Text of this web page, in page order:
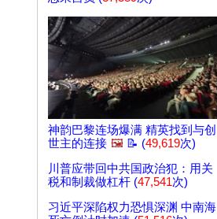
神韵巴黎连场爆满 精英找到与创
世主的连接 🖼️ 📝 (49,619次)
川普应带回中共国政治犯：用关
税和制裁做杠杆 (47,541次)
习近平深陷权力恐惧深渊 中南海